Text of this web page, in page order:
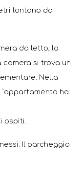
lontano da
da letto, la
camera si trova un
Nella
ha
ospiti.
Il parcheggio